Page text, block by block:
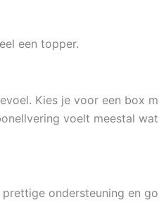
een topper.
Kies je voor een box
voelt meestal
ondersteuning en